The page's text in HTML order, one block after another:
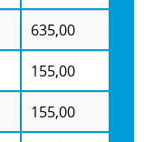
635,00
155,00
155,00